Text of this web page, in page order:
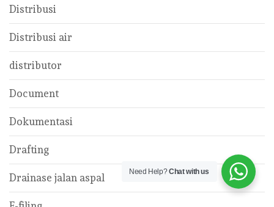
Distribusi
Distribusi air
distributor
Document
Dokumentasi
Drafting
Drainase jalan aspal Need Help?Chat with us